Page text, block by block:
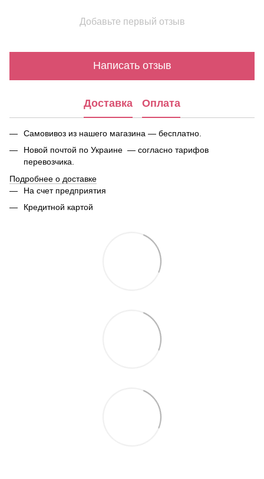
Добавьте первый отзыв
Написать отзыв
Доставка Оплата
Самовивоз из нашего магазина — бесплатно.
Новой почтой по Украине — согласно тарифов
перевозчика.
Подробнее о доставке
На счет предприятия
Кредитной картой